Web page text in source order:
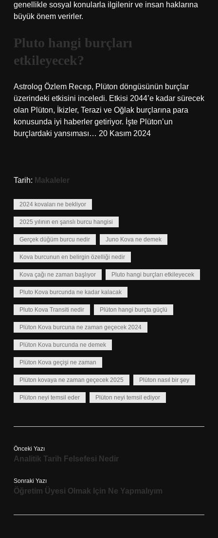
genellikle sosyal konularla ilgilenir ve insan haklarına
büyük önem verirler.
Pluto hangi burçları
etkileyecek?
Astrolog Özlem Recep, Plüton döngüsünün burçlar
üzerindeki etkisini inceledi. Etkisi 2044’e kadar sürecek
olan Plüton, İkizler, Terazi ve Oğlak burçlarına para
konusunda iyi haberler getiriyor. İşte Plüton’un
burçlardaki yansıması… 20 Kasım 2024
Tarih: Makaleler
2024 kovaları ne bekliyor
2025 yılının en şanslı burcu hangisi
Gerçek düğüm burcu nedir Juno Kova ne demek
Kova burcunun en belirgin özelliği nedir
Kova çağı ne zaman başlıyor Pluto hangi burçları etkileyecek
Pluto Kova burcunda ne kadar kalacak
Pluto Kova Transiti nedir Plüton hangi burçta güçlü
Plüton Kova burcuna ne zaman geçecek 2024
Plüton Kova burcunda ne demek
Plüton Kova geçişi ne zaman
Plüton kovaya ne zaman geçecek 2025 Plüton nasıl bir şey
Plüton neyi temsil eder Plüton neyi temsil ediyor
Önceki Yazı
Analitik Tarih Felsefesi Nedir
Sonraki Yazı
Öğretim Üyesi Olmak Için Ne Yapmalıyım